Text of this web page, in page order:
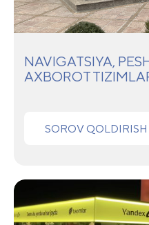
NAVIGATSIYA,
AXBOROT
SOROV QOLDIRISH